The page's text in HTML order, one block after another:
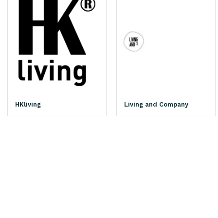
HKliving Living and Company